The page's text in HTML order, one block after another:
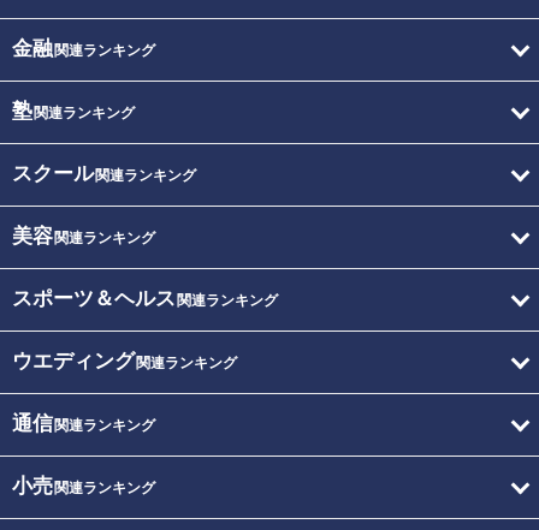
金融関連ランキング
塾関連ランキング
スクール関連ランキング
美容関連ランキング
スポーツ＆ヘルス 関連ランキング
ウエディング関連ランキング
通信関連ランキング
小売関連ランキング